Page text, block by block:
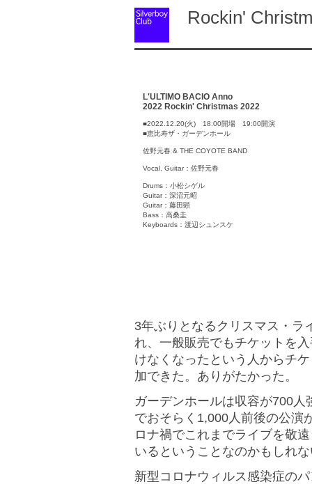
Rockin'
L'ULTIMO BACIO Anno
2022 Rockin' Christmas 2022
■2022.12.20(火) 18:00開場 19:00開演
■恵比寿ザ・ガーデンホール
佐野元春 & THE COYOTE BAND
Vocal, Guitar：佐野元春
Drums：小松シゲル
Guitar：深沼元昭
Guitar：藤田顕
Bass：高桑圭
Keyboards：渡辺シュンスケ
3年ぶりとなるクリスマス・ラ
れ、一般販売でもチケットを
けなくなったという人からチ
加できた。ありがたかった。
ガーデンホールは収容が700
でおそらく1,000人前後の公演
ロナ禍でこれまでライブを敬
いるということなのかもしれ
新型コロナウィルス感染症の